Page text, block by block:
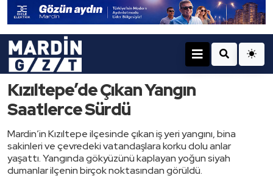
Kızıltepe’de Çıkan Yangın
Saatlerce Sürdü
Mardin’in Kızıltepe ilçesinde çıkan iş yeri yangını, bina
sakinleri ve çevredeki vatandaşlara korku dolu anlar
yaşattı. Yangında gökyüzünü kaplayan yoğun siyah
dumanlar ilçenin birçok noktasından görüldü.